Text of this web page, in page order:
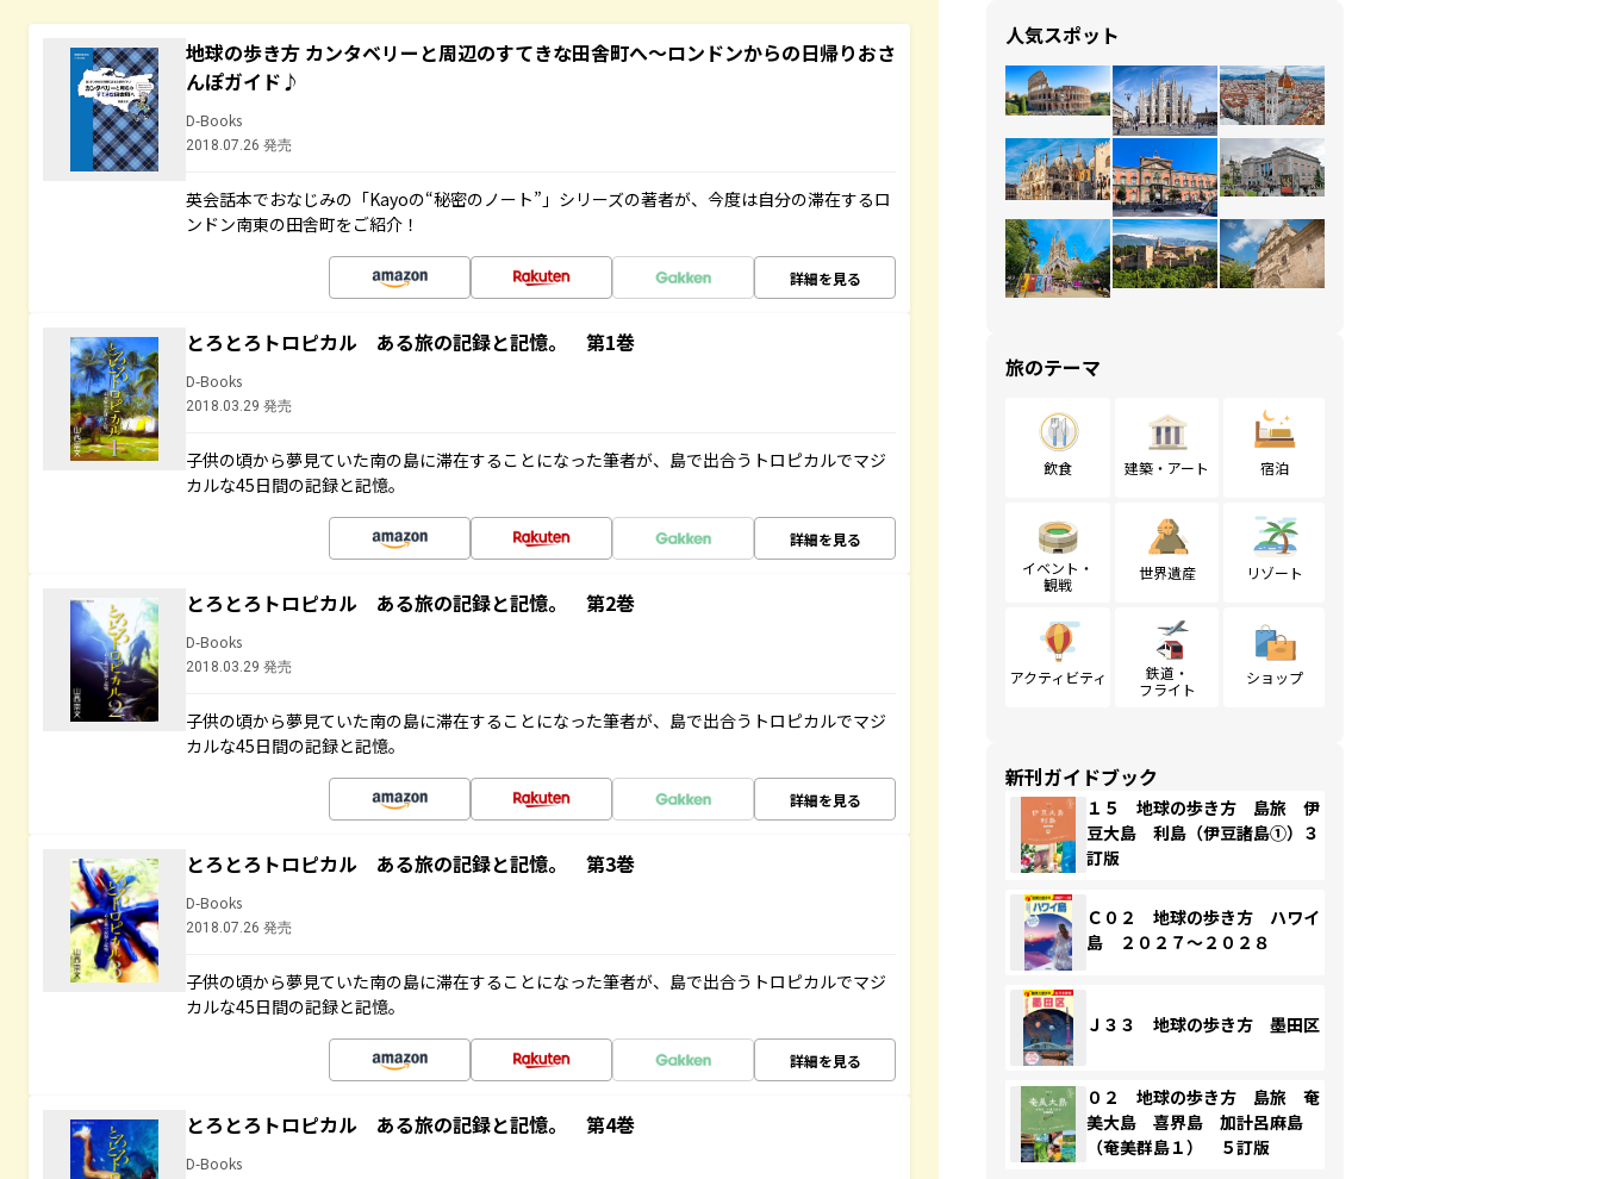
地球の歩き方 カンタベリーと周辺のすてきな田舎町へ～ロンドンからの日帰りおさ
んぽガイド♪
D-Books
2018.07.26 発売
英会話本でおなじみの「Kayoの“秘密のノート”」シリーズの著者が、今度は自分の滞在するロ
ンドン南東の田舎町をご紹介！
詳細を見る
とろとろトロピカル ある旅の記録と記憶。 第1巻
D-Books
2018.03.29 発売
子供の頃から夢見ていた南の島に滞在することになった筆者が、島で出合うトロピカルでマジ
カルな45日間の記録と記憶。
詳細を見る
とろとろトロピカル ある旅の記録と記憶。 第2巻
D-Books
2018.03.29 発売
子供の頃から夢見ていた南の島に滞在することになった筆者が、島で出合うトロピカルでマジ
カルな45日間の記録と記憶。
詳細を見る
とろとろトロピカル ある旅の記録と記憶。 第3巻
D-Books
2018.07.26 発売
子供の頃から夢見ていた南の島に滞在することになった筆者が、島で出合うトロピカルでマジ
カルな45日間の記録と記憶。
詳細を見る
とろとろトロピカル ある旅の記録と記憶。 第4巻
D-Books
人気スポット
旅のテーマ
飲食 建築・アート 宿泊
イベント・
観戦
世界遺産 リゾート
アクティビティ
鉄道・
フライト
ショップ
新刊ガイドブック
１５ 地球の歩き方 島旅 伊
豆大島 利島（伊豆諸島①）３
訂版
Ｃ０２ 地球の歩き方 ハワイ
島 ２０２７～２０２８
Ｊ３３ 地球の歩き方 墨田区
０２ 地球の歩き方 島旅 奄
美大島 喜界島 加計呂麻島
（奄美群島１） ５訂版